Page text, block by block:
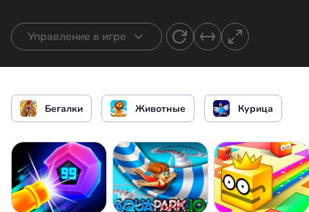
Управление в игре
Управлять курицей
Бегалки Животные Курица